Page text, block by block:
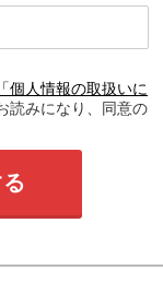
「個人情報の取扱いに
読みになり、同意の